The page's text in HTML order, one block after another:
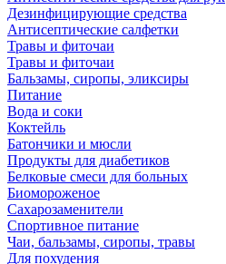
Дезинфицирующие средства
Антисептические салфетки
Травы и фиточаи
Травы и фиточаи
Бальзамы, сиропы, эликсиры
Питание
Вода и соки
Коктейль
Батончики и мюсли
Продукты для диабетиков
Белковые смеси для больных
Биомороженое
Сахарозаменители
Спортивное питание
Чаи, бальзамы, сиропы, травы
Для похудения